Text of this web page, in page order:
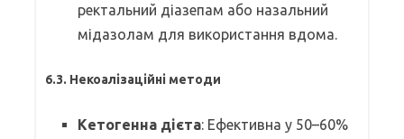
ректальний діазепам або назальний
мідазолам для використання вдома.
6.3. Некоалізаційні методи
Кетогенна дієта: Ефективна у 50–60%